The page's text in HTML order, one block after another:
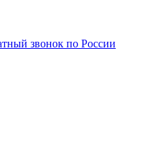
звонок по России